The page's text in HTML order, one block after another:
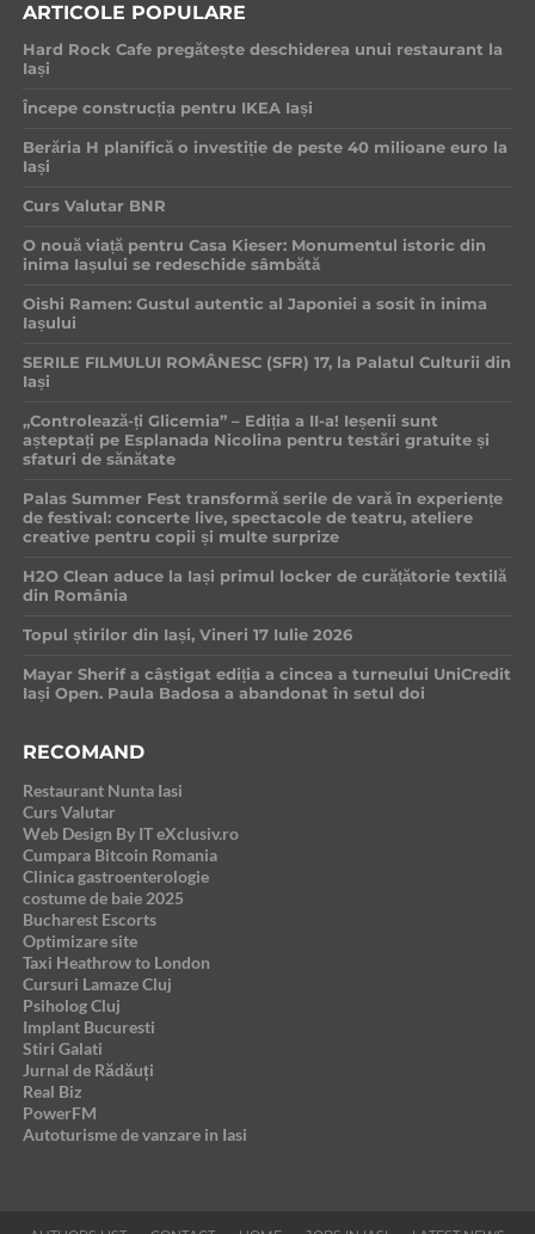
ARTICOLE POPULARE
Hard Rock Cafe pregătește deschiderea unui restaurant la
Iași
Începe construcția pentru IKEA Iași
Berăria H planifică o investiție de peste 40 milioane euro la
Iași
Curs Valutar BNR
O nouă viață pentru Casa Kieser: Monumentul istoric din
inima Iașului se redeschide sâmbătă
Oishi Ramen: Gustul autentic al Japoniei a sosit în inima
Iașului
SERILE FILMULUI ROMÂNESC (SFR) 17, la Palatul Culturii din
Iași
„Controlează-ți Glicemia” – Ediția a II-a! Ieșenii sunt
așteptați pe Esplanada Nicolina pentru testări gratuite și
sfaturi de sănătate
Palas Summer Fest transformă serile de vară în experiențe
de festival: concerte live, spectacole de teatru, ateliere
creative pentru copii și multe surprize
H2O Clean aduce la Iași primul locker de curățătorie textilă
din România
Topul știrilor din Iași, Vineri 17 Iulie 2026
Mayar Sherif a câștigat ediția a cincea a turneului UniCredit
Iași Open. Paula Badosa a abandonat în setul doi
RECOMAND
Restaurant Nunta Iasi
Curs Valutar
Web Design By IT eXclusiv.ro
Cumpara Bitcoin Romania
Clinica gastroenterologie
costume de baie 2025
Bucharest Escorts
Optimizare site
Taxi Heathrow to London
Cursuri Lamaze Cluj
Psiholog Cluj
Implant Bucuresti
Stiri Galati
Jurnal de Rădăuți
Real Biz
PowerFM
Autoturisme de vanzare in Iasi